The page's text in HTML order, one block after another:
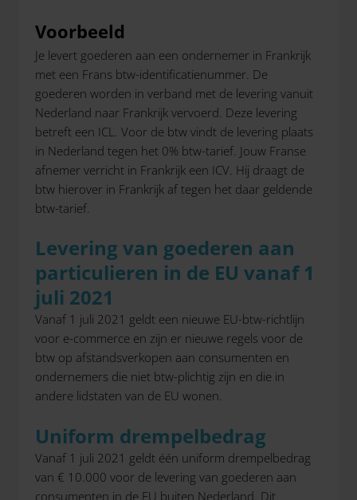
Voorbeeld
Je levert goederen aan een ondernemer in Frankrijk
met een Frans btw-identificatienummer. De
goederen worden in verband met de levering vanuit
Nederland naar Frankrijk vervoerd. Deze levering
betreft een ICL. Voor de btw vindt de levering plaats
in Nederland tegen het 0% btw-tarief. Jouw Franse
afnemer verricht in Frankrijk een ICV. Hij draagt de
btw hierover in Frankrijk af tegen het daar geldende
btw-tarief.
Levering van goederen aan
particulieren in de EU vanaf 1
juli 2021
Vanaf 1 juli 2021 geldt een nieuwe EU-btw-richtlijn
voor e-commerce en zijn er nieuwe regels voor de
btw op afstandsverkopen aan consumenten en
ondernemers die niet btw-plichtig zijn en die in
andere lidstaten van de EU wonen.
Uniform drempelbedrag
Vanaf 1 juli 2021 geldt één uniform drempelbedrag
van € 10.000 voor de levering van goederen aan
consumenten in de EU buiten Nederland. Dit